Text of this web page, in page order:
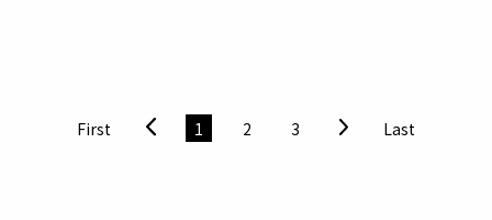
「斷食善終」的方式，也令外界好奇她的健康狀況，她雖然
口頭上都說自己很好，其實受到三高、膽結石、胃食道逆
First 1 2 3 Last